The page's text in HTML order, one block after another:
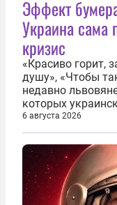
Эффект
Украина сама
кризис
«Красиво горит,
душу», «Чтобы
недавно
которых
скором времени
играть вдвоем»
6 августа 2026